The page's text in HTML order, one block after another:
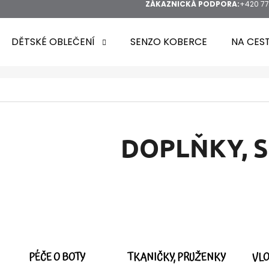
ZÁKAZNICKÁ PODPORA:+420
DĚTSKÉ OBLEČENÍ SENZO KOBERCE NA
DOPLŇKY,
PÉČE O BOTY TKANIČKY, PRUŽENKY